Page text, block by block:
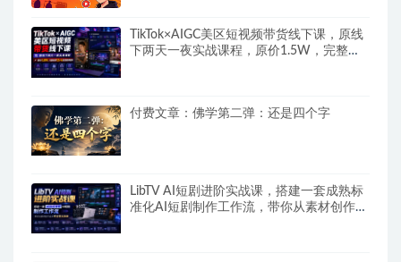
TikTok×AIGC美区短视频带货线下课，原线
下两天一夜实战课程，原价1.5W，完整收
付费文章：佛学第二弹：还是四个字
LibTV AI短剧进阶实战课，搭建一套成熟标
准化AI短剧制作工作流，带你从素材创作走